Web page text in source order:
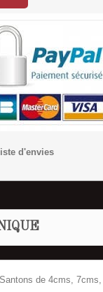
d'envies
Santons de 4cms,